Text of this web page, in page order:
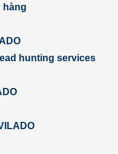
hàng
hunting services